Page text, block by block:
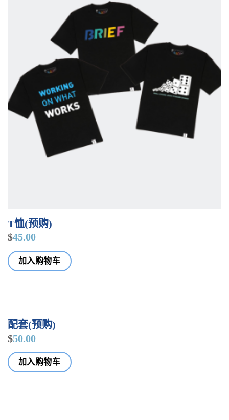
T恤(预购)
$45.00
加入购物车
配套(预购)
$50.00
加入购物车